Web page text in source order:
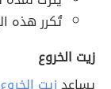
تُكرر هذه
زيت الخروع